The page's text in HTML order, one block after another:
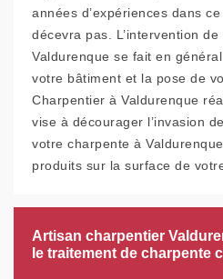
années d’expériences dans
décevra pas. L’intervention
Valdurenque se fait en
votre bâtiment et la pose de
Charpentier à Valdurenque
vise à décourager l’invasion
votre charpente à
produits sur la surface de
Artisan charpentier
le traitement de charpente